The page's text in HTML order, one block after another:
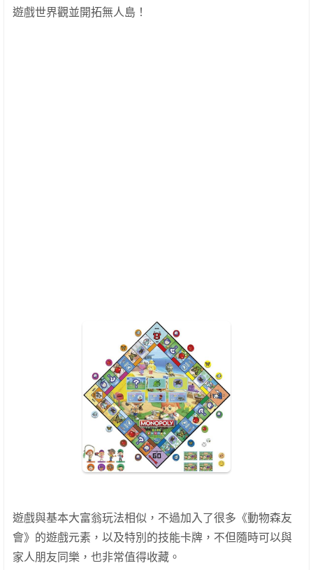
遊戲世界觀並開拓無人島！
遊戲與基本大富翁玩法相似，不過加入了很多《動物森友
會》的遊戲元素，以及特別的技能卡牌，不但隨時可以與
家人朋友同樂，也非常值得收藏。